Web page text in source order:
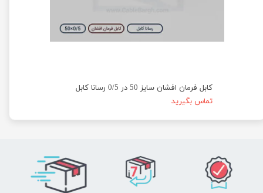
کابل فرمان افشان سایز 50 در 0/5 رسانا کابل
تماس بگیرید